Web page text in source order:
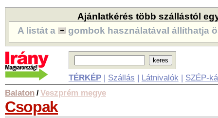
Ajánlatkérés több szállástól
A listát a
gombok használatával állíthatja
TÉRKÉP| Szállás | Látnivalók | SZÉP-
Balaton /Veszprém megye
Csopak